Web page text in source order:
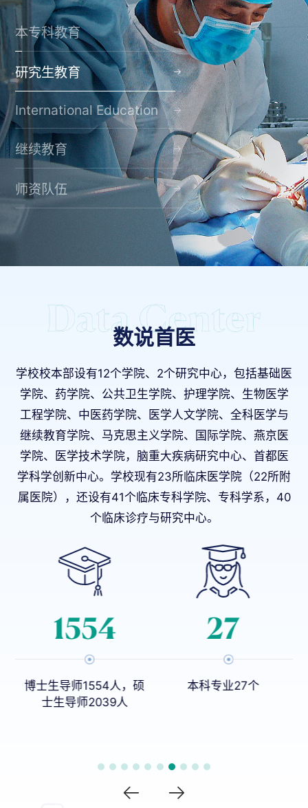
本专科教育
研究生教育
International Education
继续教育
师资队伍
数说首医
学校校本部设有12个学院、2个研究中心，包括基础医
学院、药学院、公共卫生学院、护理学院、生物医学
工程学院、中医药学院、医学人文学院、全科医学与
继续教育学院、马克思主义学院、国际学院、燕京医
学院、医学技术学院，脑重大疾病研究中心、首都医
学科学创新中心。学校现有23所临床医学院（22所附
属医院），还设有41个临床专科学院、专科学系，40
个临床诊疗与研究中心。
1554
博士生导师1554人，硕
士生导师2039人
27
本科专业27个